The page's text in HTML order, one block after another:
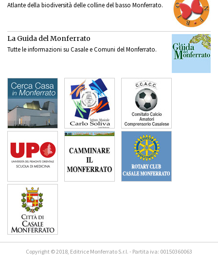
Atlante della biodiversità delle colline del basso Monferrato.
La Guida del Monferrato
Tutte le informazioni su Casale e Comuni del Monferrato.
Copyright © 2018, Editrice Monferrato S.r.l. - Partita iva: 00150360063